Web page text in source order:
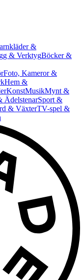
&
& VerktygBöcker &
Foto, Kameror &
Hem &
KonstMusikMynt &
ÄdelstenarSport &
& VäxterTV-spel &